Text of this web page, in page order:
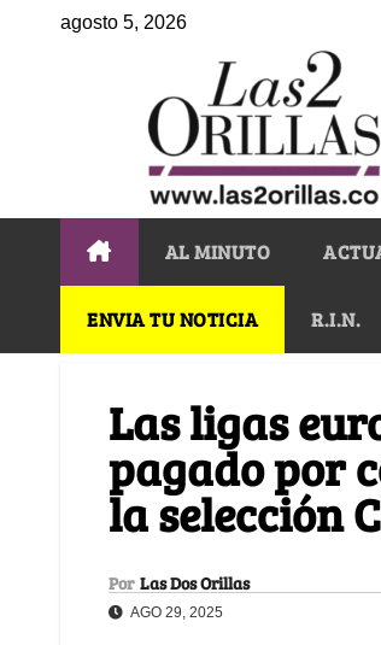
agosto 5, 2026
AL MINUTO
ENVIA TU NOTICIA R.I.N.
Las ligas
pagado por
la selección
Por Las Dos Orillas
AGO 29, 2025